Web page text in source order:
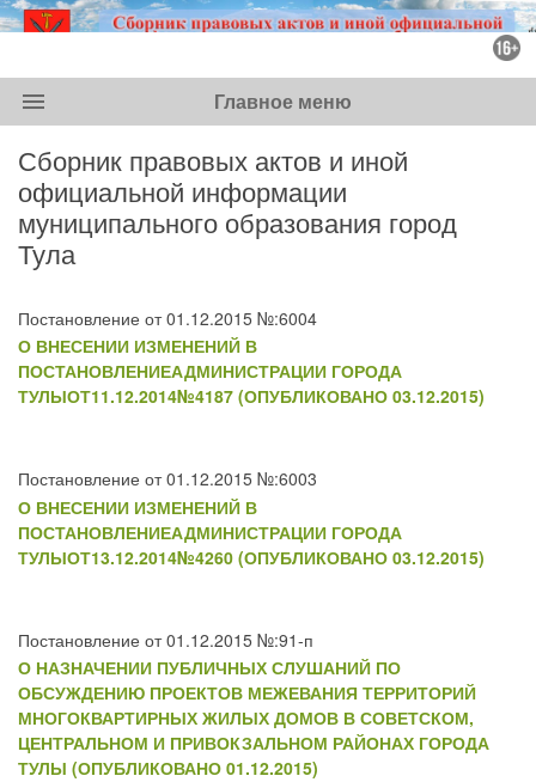
menu Главное меню
Сборник правовых актов и иной
официальной информации
муниципального образования город
Тула
Постановление от 01.12.2015 №:6004
О ВНЕСЕНИИ ИЗМЕНЕНИЙ В
ПОСТАНОВЛЕНИЕАДМИНИСТРАЦИИ ГОРОДА
ТУЛЫОТ11.12.2014№4187 (ОПУБЛИКОВАНО 03.12.2015)
Постановление от 01.12.2015 №:6003
О ВНЕСЕНИИ ИЗМЕНЕНИЙ В
ПОСТАНОВЛЕНИЕАДМИНИСТРАЦИИ ГОРОДА
ТУЛЫОТ13.12.2014№4260 (ОПУБЛИКОВАНО 03.12.2015)
Постановление от 01.12.2015 №:91-п
О НАЗНАЧЕНИИ ПУБЛИЧНЫХ СЛУШАНИЙ ПО
ОБСУЖДЕНИЮ ПРОЕКТОВ МЕЖЕВАНИЯ ТЕРРИТОРИЙ
МНОГОКВАРТИРНЫХ ЖИЛЫХ ДОМОВ В СОВЕТСКОМ,
ЦЕНТРАЛЬНОМ И ПРИВОКЗАЛЬНОМ РАЙОНАХ ГОРОДА
ТУЛЫ (ОПУБЛИКОВАНО 01.12.2015)